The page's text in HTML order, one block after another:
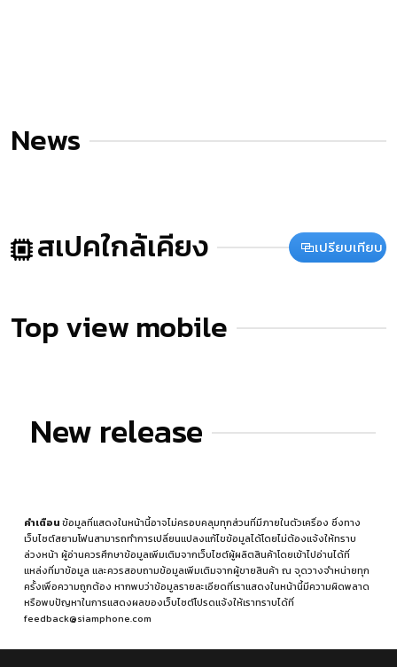
News
สเปคใกล้เคียง เปรียบเทียบ
Top view mobile
New release
คำเตือนข้อมูลที่แสดงในหน้านี้อาจไม่ครอบคลุมทุกส่วนที่มีภายในตัวเครื่อง ซึ่งทาง
เว็บไซต์สยามโฟนสามารถทำการเปลี่ยนแปลงแก้ไขข้อมูลได้โดยไม่ต้องแจ้งให้ทราบ
ล่วงหน้า ผู้อ่านควรศึกษาข้อมูลเพิ่มเติมจากเว็บไซต์ผู้ผลิตสินค้าโดยเข้าไปอ่านได้ที่
แหล่งที่มาข้อมูล และควรสอบถามข้อมูลเพิ่มเติมจากผู้ขายสินค้า ณ จุดวางจำหน่ายทุก
ครั้งเพื่อความถูกต้อง หากพบว่าข้อมูลรายละเอียดที่เราแสดงในหน้านี้มีความผิดพลาด
หรือพบปัญหาในการแสดงผลของเว็บไซต์โปรดแจ้งให้เราทราบได้ที่
feedback@siamphone.com